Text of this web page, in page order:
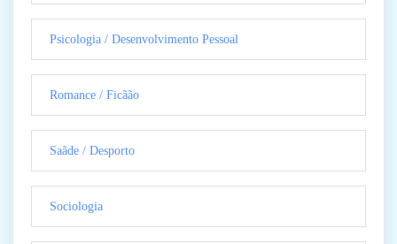
Psicologia / Desenvolvimento Pessoal
Romance / Ficãão
Saãde / Desporto
Sociologia